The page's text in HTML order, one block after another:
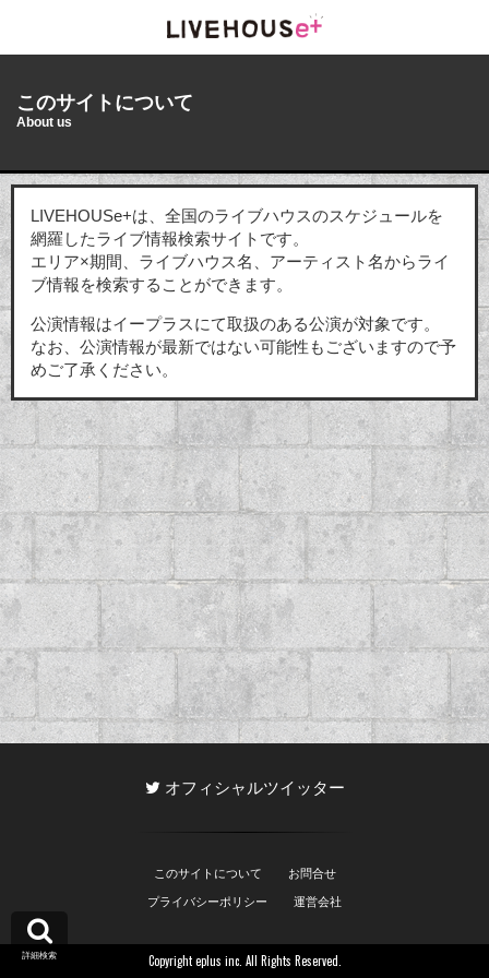
このサイトについて
About us
LIVEHOUSe+は、全国のライブハウスのスケジュールを
網羅したライブ情報検索サイトです。
エリア×期間、ライブハウス名、アーティスト名からライ
ブ情報を検索することができます。
公演情報はイープラスにて取扱のある公演が対象です。
なお、公演情報が最新ではない可能性もございますので予
めご了承ください。
オフィシャルツイッター
このサイトについて お問合せ
プライバシーポリシー 運営会社
Copyright eplus inc. All Rights Reserved.
詳細検索